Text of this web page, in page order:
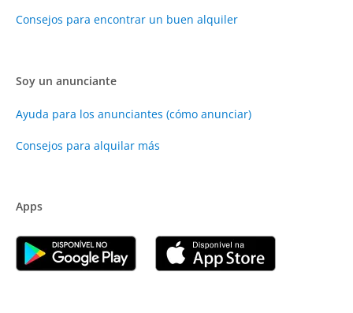
Consejos para encontrar un buen alquiler
Soy un anunciante
Ayuda para los anunciantes (cómo anunciar)
Consejos para alquilar más
Apps